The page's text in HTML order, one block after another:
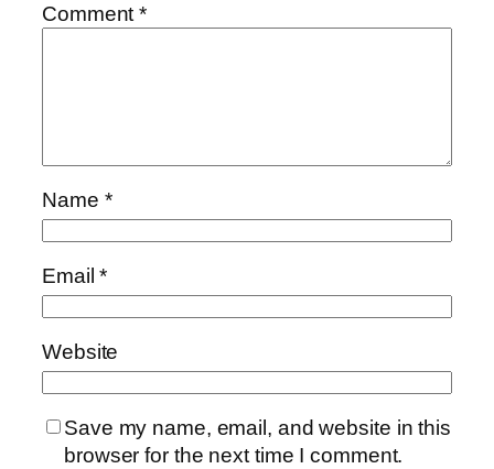
Comment*
Name *
Email*
Website
Save my name, email, and website in this
browser for the next time I comment.